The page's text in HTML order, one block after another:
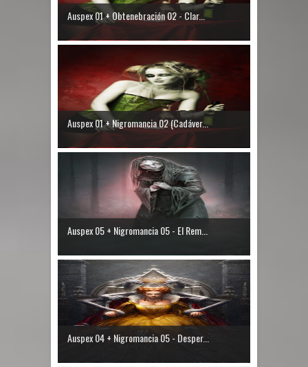
Auspex 01 + Obtenebración 02 - Clar...
Auspex 01 + Nigromancia 02 (Cadáver...
Auspex 05 + Nigromancia 05 - El Rem...
Auspex 04 + Nigromancia 05 - Desper...